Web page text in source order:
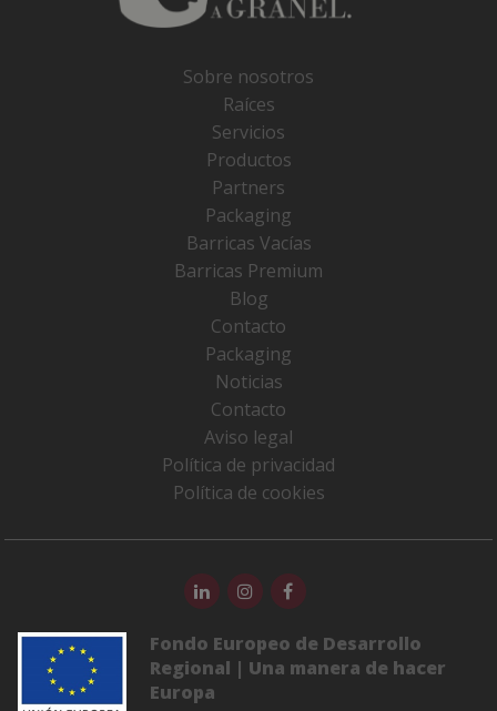
Sobre nosotros
Raíces
Servicios
Productos
Partners
Packaging
Barricas Vacías
Barricas Premium
Blog
Contacto
Packaging
Noticias
Contacto
Aviso legal
Política de privacidad
Política de cookies
Fondo Europeo de Desarrollo
Regional | Una manera de hacer
Europa